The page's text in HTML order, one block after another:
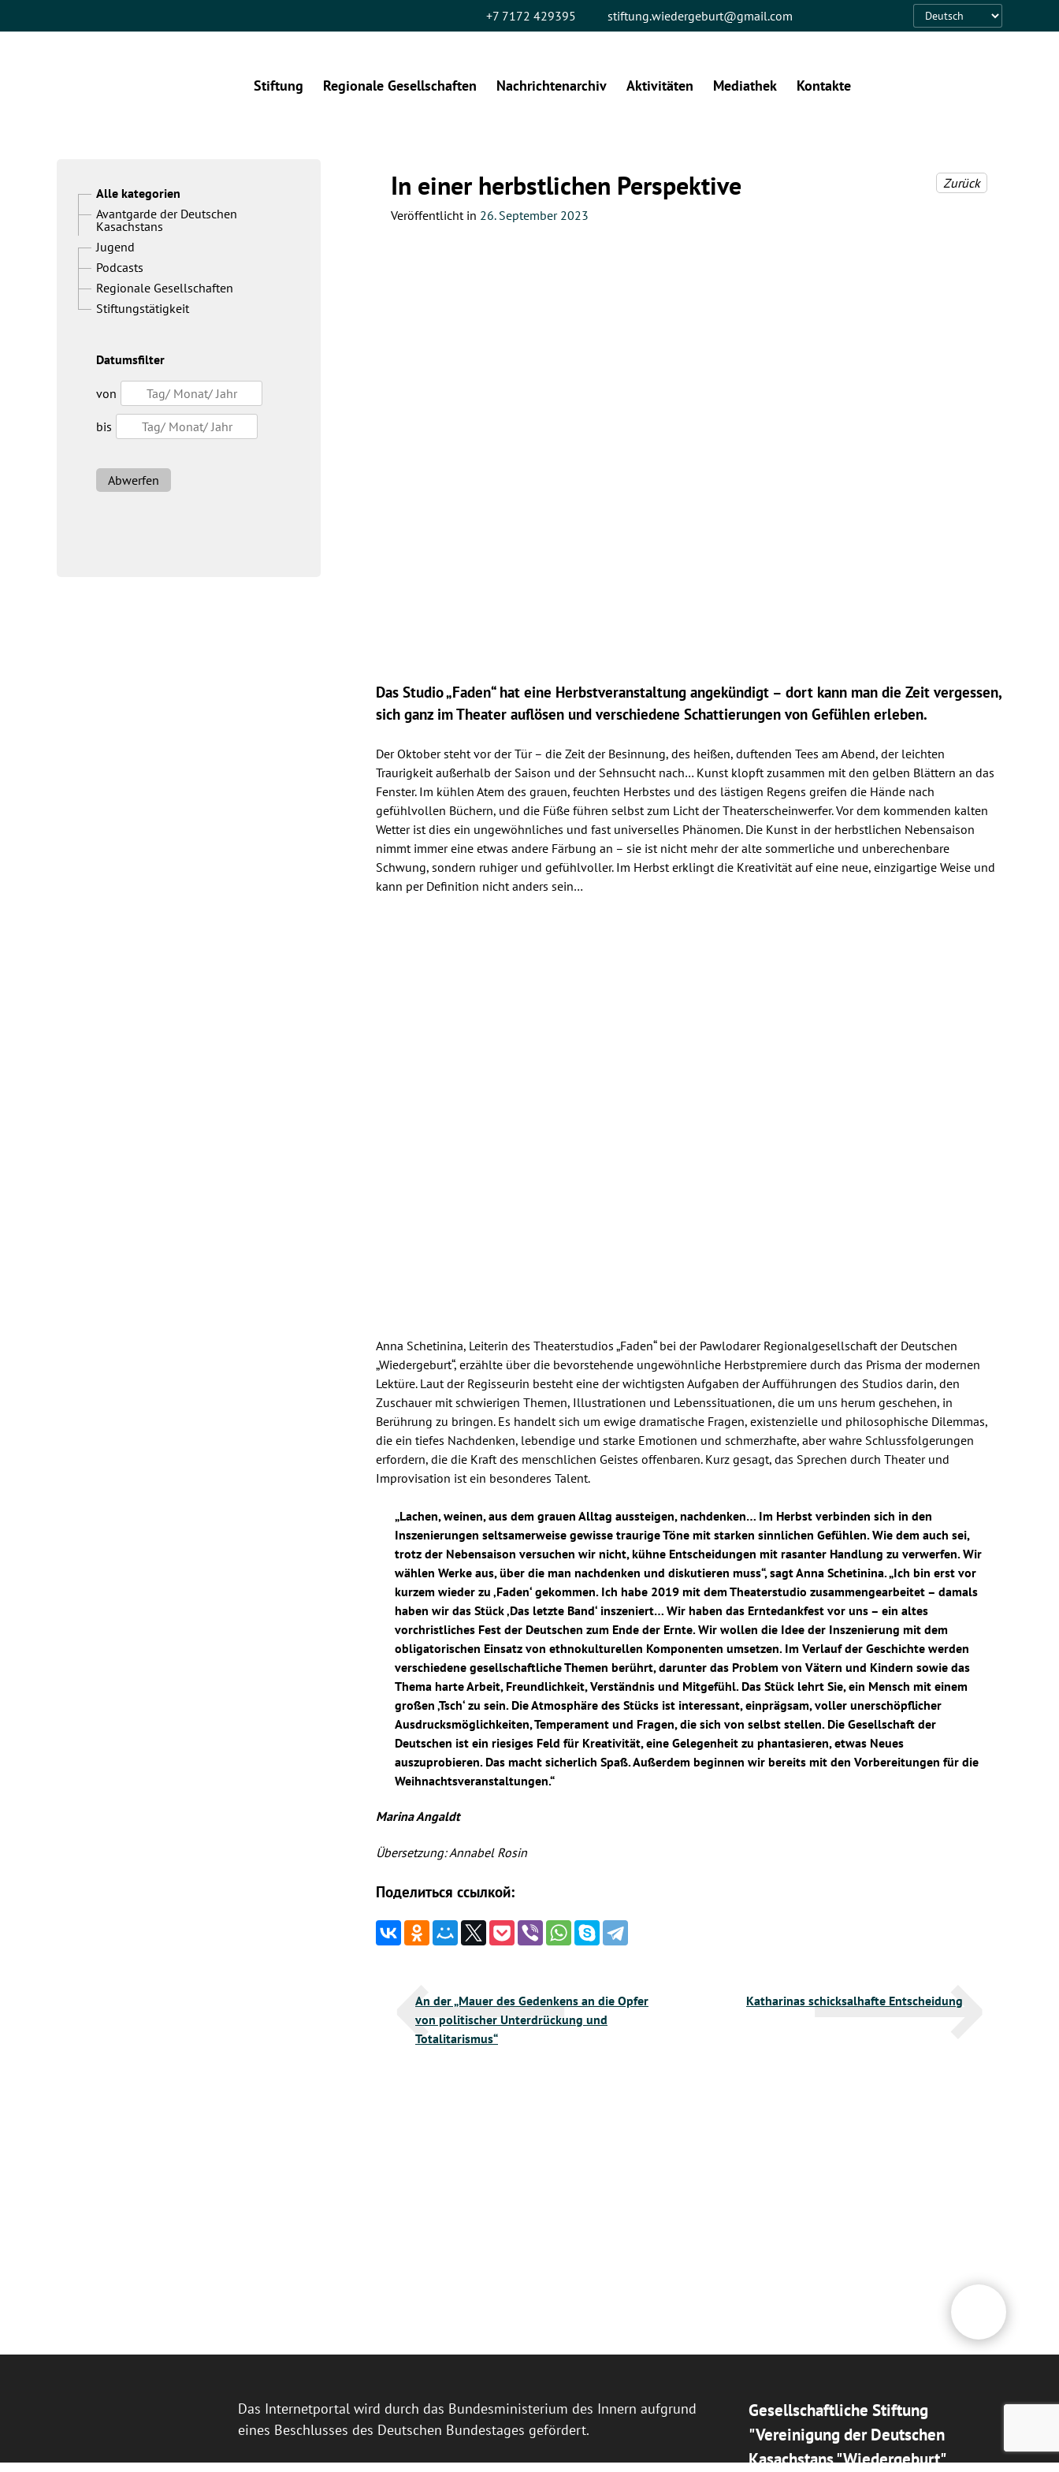
+7 7172 429395 stiftung.wiedergeburt@gmail.com
Language
Stiftung Regionale Gesellschaften Nachrichtenarchiv Aktivitäten Mediathek Kontakte
In einer herbstlichen Perspektive Zurück
Veröffentlicht in 26. September 2023
Das Studio „Faden“ hat eine Herbstveranstaltung angekündigt – dort kann man die Zeit vergessen,
sich ganz im Theater auflösen und verschiedene Schattierungen von Gefühlen erleben.
Der Oktober steht vor der Tür – die Zeit der Besinnung, des heißen, duftenden Tees am Abend, der leichten
Traurigkeit außerhalb der Saison und der Sehnsucht nach… Kunst klopft zusammen mit den gelben Blättern an das
Fenster. Im kühlen Atem des grauen, feuchten Herbstes und des lästigen Regens greifen die Hände nach
gefühlvollen Büchern, und die Füße führen selbst zum Licht der Theaterscheinwerfer. Vor dem kommenden kalten
Wetter ist dies ein ungewöhnliches und fast universelles Phänomen. Die Kunst in der herbstlichen Nebensaison
nimmt immer eine etwas andere Färbung an – sie ist nicht mehr der alte sommerliche und unberechenbare
Schwung, sondern ruhiger und gefühlvoller. Im Herbst erklingt die Kreativität auf eine neue, einzigartige Weise und
kann per Definition nicht anders sein…
Anna Schetinina, Leiterin des Theaterstudios „Faden“ bei der Pawlodarer Regionalgesellschaft der Deutschen
„Wiedergeburt“, erzählte über die bevorstehende ungewöhnliche Herbstpremiere durch das Prisma der modernen
Lektüre. Laut der Regisseurin besteht eine der wichtigsten Aufgaben der Aufführungen des Studios darin, den
Zuschauer mit schwierigen Themen, Illustrationen und Lebenssituationen, die um uns herum geschehen, in
Berührung zu bringen. Es handelt sich um ewige dramatische Fragen, existenzielle und philosophische Dilemmas,
die ein tiefes Nachdenken, lebendige und starke Emotionen und schmerzhafte, aber wahre Schlussfolgerungen
erfordern, die die Kraft des menschlichen Geistes offenbaren. Kurz gesagt, das Sprechen durch Theater und
Improvisation ist ein besonderes Talent.
„Lachen, weinen, aus dem grauen Alltag aussteigen, nachdenken… Im Herbst verbinden sich in den
Inszenierungen seltsamerweise gewisse traurige Töne mit starken sinnlichen Gefühlen. Wie dem auch sei,
trotz der Nebensaison versuchen wir nicht, kühne Entscheidungen mit rasanter Handlung zu verwerfen. Wir
wählen Werke aus, über die man nachdenken und diskutieren muss“, sagt Anna Schetinina. „Ich bin erst vor
kurzem wieder zu ‚Faden‘ gekommen. Ich habe 2019 mit dem Theaterstudio zusammengearbeitet – damals
haben wir das Stück ‚Das letzte Band‘ inszeniert… Wir haben das Erntedankfest vor uns – ein altes
vorchristliches Fest der Deutschen zum Ende der Ernte. Wir wollen die Idee der Inszenierung mit dem
obligatorischen Einsatz von ethnokulturellen Komponenten umsetzen. Im Verlauf der Geschichte werden
verschiedene gesellschaftliche Themen berührt, darunter das Problem von Vätern und Kindern sowie das
Thema harte Arbeit, Freundlichkeit, Verständnis und Mitgefühl. Das Stück lehrt Sie, ein Mensch mit einem
großen ‚Tsch‘ zu sein. Die Atmosphäre des Stücks ist interessant, einprägsam, voller unerschöpflicher
Ausdrucksmöglichkeiten, Temperament und Fragen, die sich von selbst stellen. Die Gesellschaft der
Deutschen ist ein riesiges Feld für Kreativität, eine Gelegenheit zu phantasieren, etwas Neues
auszuprobieren. Das macht sicherlich Spaß. Außerdem beginnen wir bereits mit den Vorbereitungen für die
Weihnachtsveranstaltungen.“
Marina Angaldt
Übersetzung: Annabel Rosin
Поделиться ссылкой:
An der „Mauer des Gedenkens an die Opfer
von politischer Unterdrückung und
Totalitarismus“
Katharinas schicksalhafte Entscheidung
Alle kategorien
Avantgarde der Deutschen
Kasachstans
Jugend
Podcasts
Regionale Gesellschaften
Stiftungstätigkeit
Datumsfilter
von
bis
Abwerfen
Das Internetportal wird durch das Bundesministerium des Innern aufgrund
eines Beschlusses des Deutschen Bundestages gefördert.
Gesellschaftliche Stiftung
"Vereinigung der Deutschen
Kasachstans "Wiedergeburt"